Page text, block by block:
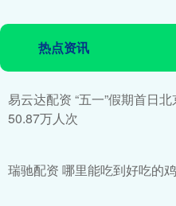
热点资讯
易云达配资 “五一”假期首日
50.87万人次
瑞驰配资 哪里能吃到好吃的